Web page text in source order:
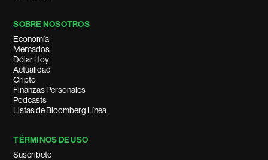
SOBRE NOSOTROS
Economía
Mercados
Dólar Hoy
Actualidad
Cripto
Finanzas Personales
Podcasts
Listas de Bloomberg Línea
TÉRMINOS DE USO
Suscríbete